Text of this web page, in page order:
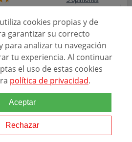
2621 reseñas
y la gestión de estas actividades
y proyectos, adquieren un
del éxito del negocio y
cookies propias y de
garantizar su correcto
para analizar tu navegación
tu experiencia. Al continuar
el uso de estas cookies
política de privacidad.
Aceptar
Rechazar